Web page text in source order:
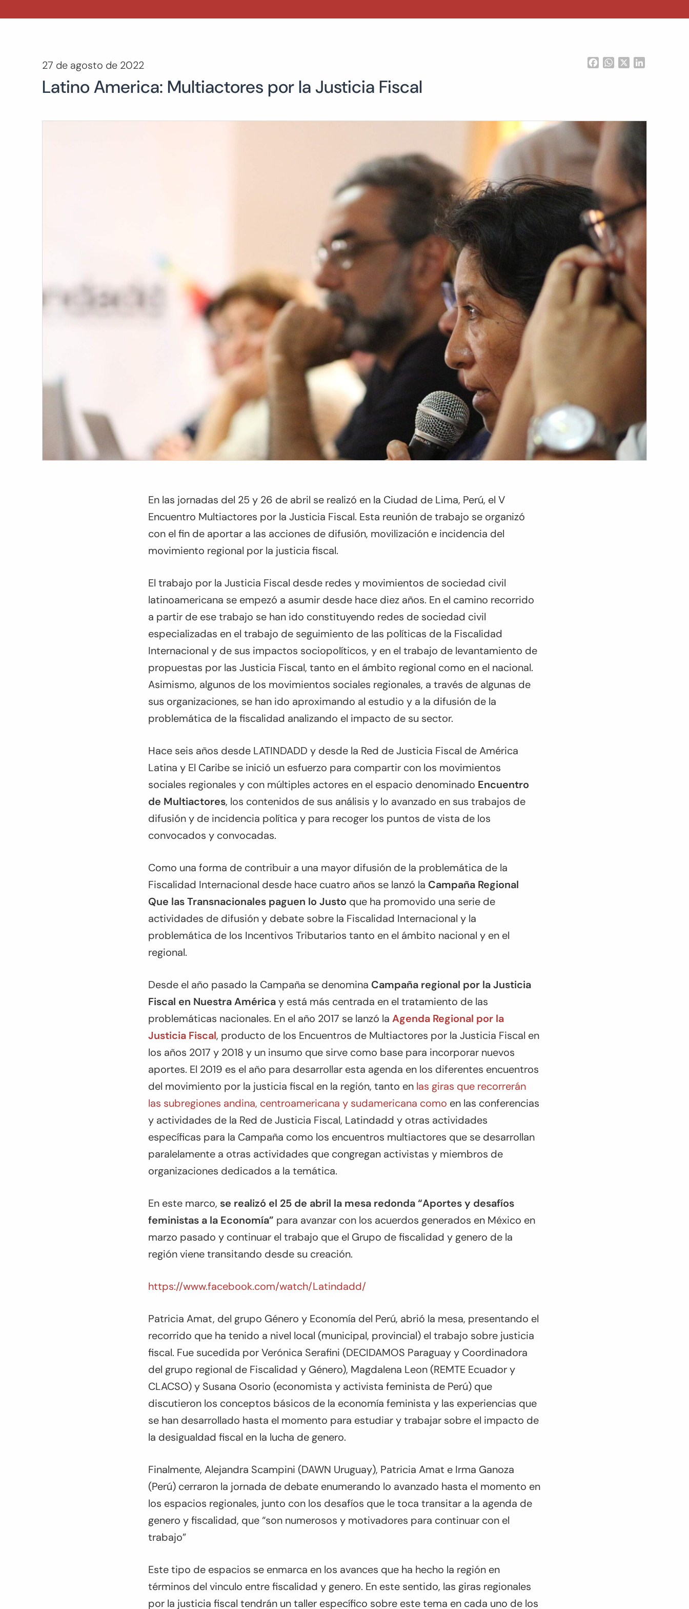
27 de agosto de 2022 FacebookWhatsApp
Latino America: Multiactores por la Justicia Fiscal
En las jornadas del 25 y 26 de abril se realizó en la Ciudad de Lima, Perú, el V
Encuentro Multiactores por la Justicia Fiscal. Esta reunión de trabajo se organizó
con el fin de aportar a las acciones de difusión, movilización e incidencia del
movimiento regional por la justicia fiscal.
El trabajo por la Justicia Fiscal desde redes y movimientos de sociedad civil
latinoamericana se empezó a asumir desde hace diez años. En el camino recorrido
a partir de ese trabajo se han ido constituyendo redes de sociedad civil
especializadas en el trabajo de seguimiento de las políticas de la Fiscalidad
Internacional y de sus impactos sociopolíticos, y en el trabajo de levantamiento de
propuestas por las Justicia Fiscal, tanto en el ámbito regional como en el nacional.
Asimismo, algunos de los movimientos sociales regionales, a través de algunas de
sus organizaciones, se han ido aproximando al estudio y a la difusión de la
problemática de la fiscalidad analizando el impacto de su sector.
Hace seis años desde LATINDADD y desde la Red de Justicia Fiscal de América
Latina y El Caribe se inició un esfuerzo para compartir con los movimientos
sociales regionales y con múltiples actores en el espacio denominado Encuentro
de Multiactores, los contenidos de sus análisis y lo avanzado en sus trabajos de
difusión y de incidencia política y para recoger los puntos de vista de los
convocados y convocadas.
Como una forma de contribuir a una mayor difusión de la problemática de la
Fiscalidad Internacional desde hace cuatro años se lanzó la Campaña Regional
Que las Transnacionales paguen lo Justo que ha promovido una serie de
actividades de difusión y debate sobre la Fiscalidad Internacional y la
problemática de los Incentivos Tributarios tanto en el ámbito nacional y en el
regional.
Desde el año pasado la Campaña se denomina Campaña regional por la Justicia
Fiscal en Nuestra Américay está más centrada en el tratamiento de las
problemáticas nacionales. En el año 2017 se lanzó la Agenda Regional por la
Justicia Fiscal, producto de los Encuentros de Multiactores por la Justicia Fiscal en
los años 2017 y 2018 y un insumo que sirve como base para incorporar nuevos
aportes. El 2019 es el año para desarrollar esta agenda en los diferentes encuentros
del movimiento por la justicia fiscal en la región, tanto en las giras que recorrerán
las subregiones andina, centroamericana y sudamericana como en las conferencias
y actividades de la Red de Justicia Fiscal, Latindadd y otras actividades
específicas para la Campaña como los encuentros multiactores que se desarrollan
paralelamente a otras actividades que congregan activistas y miembros de
organizaciones dedicados a la temática.
En este marco, se realizó el 25 de abril la mesa redonda “Aportes y desafíos
feministas a la Economía” para avanzar con los acuerdos generados en México en
marzo pasado y continuar el trabajo que el Grupo de fiscalidad y genero de la
región viene transitando desde su creación.
https://www.facebook.com/watch/Latindadd/
Patricia Amat, del grupo Género y Economía del Perú, abrió la mesa, presentando el
recorrido que ha tenido a nivel local (municipal, provincial) el trabajo sobre justicia
fiscal. Fue sucedida por Verónica Serafini (DECIDAMOS Paraguay y Coordinadora
del grupo regional de Fiscalidad y Género), Magdalena Leon (REMTE Ecuador y
CLACSO) y Susana Osorio (economista y activista feminista de Perú) que
discutieron los conceptos básicos de la economía feminista y las experiencias que
se han desarrollado hasta el momento para estudiar y trabajar sobre el impacto de
la desigualdad fiscal en la lucha de genero.
Finalmente, Alejandra Scampini (DAWN Uruguay), Patricia Amat e Irma Ganoza
(Perú) cerraron la jornada de debate enumerando lo avanzado hasta el momento en
los espacios regionales, junto con los desafíos que le toca transitar a la agenda de
genero y fiscalidad, que “son numerosos y motivadores para continuar con el
trabajo”
Este tipo de espacios se enmarca en los avances que ha hecho la región en
términos del vinculo entre fiscalidad y genero. En este sentido, las giras regionales
por la justicia fiscal tendrán un taller específico sobre este tema en cada uno de los